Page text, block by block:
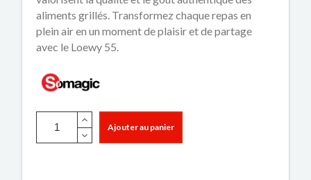
aliments grillés. Transformez chaque repas en
plein air en un moment de plaisir et de partage
avec le Loewy 55.
Ajouter au panier